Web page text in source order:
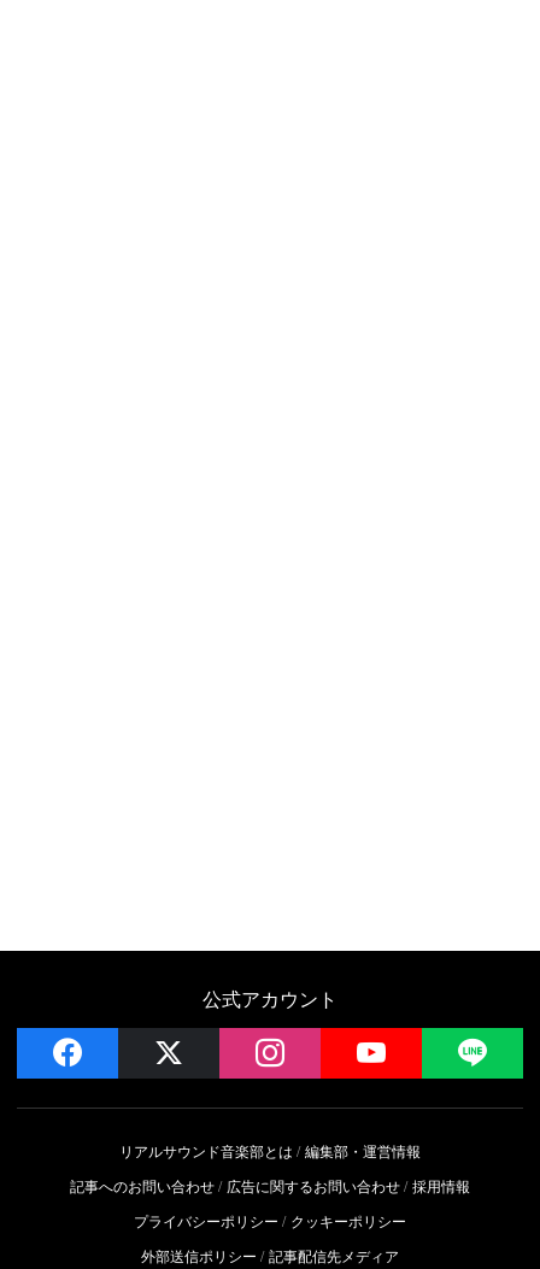
公式アカウント
facebook instagram YouTube
リアルサウンド音楽部とは
編集部・運営情報
記事へのお問い合わせ
広告に関するお問い合わせ 採用情報
プライバシーポリシー
クッキーポリシー
外部送信ポリシー
記事配信先メディア